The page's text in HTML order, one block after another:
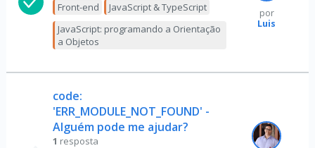
Front-end
JavaScript & TypeScript
JavaScript: programando a Orientação
a Objetos
por
Luis
code:
'ERR_MODULE_NOT_FOUND' -
Alguém pode me ajudar?
1 resposta